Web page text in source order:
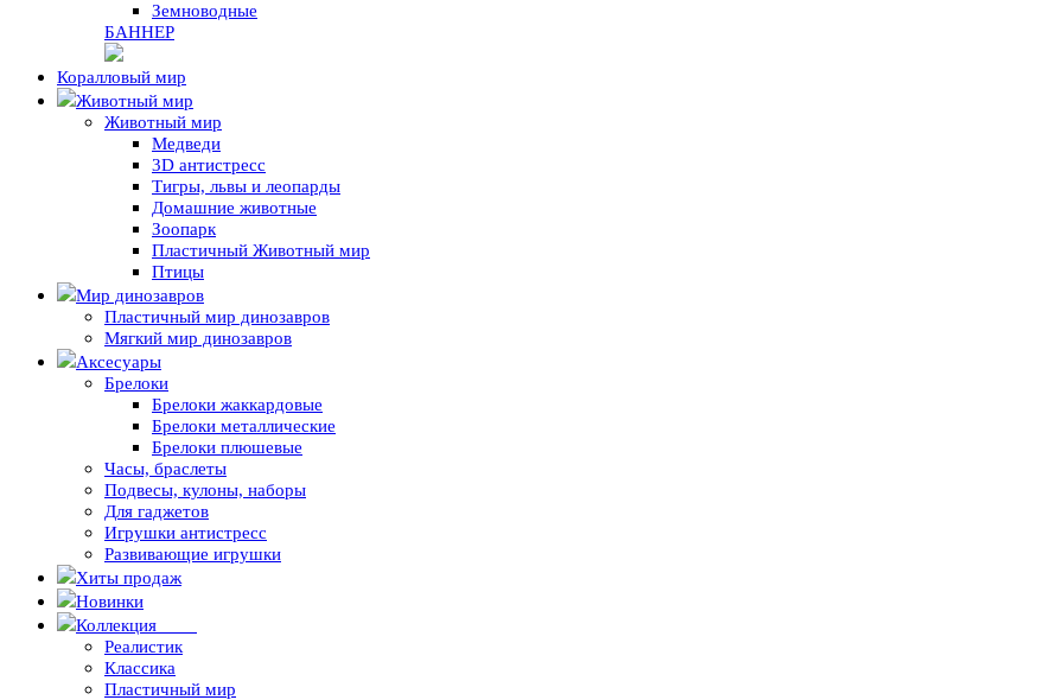
Земноводные
БАННЕР
Коралловый мир
Животный мир
Животный мир
Медведи
3D антистресс
Тигры, львы и леопарды
Домашние животные
Зоопарк
Пластичный Животный мир
Птицы
Мир динозавров
Пластичный мир динозавров
Мягкий мир динозавров
Аксесуары
Брелоки
Брелоки жаккардовые
Брелоки металлические
Брелоки плюшевые
Часы, браслеты
Подвесы, кулоны, наборы
Для гаджетов
Игрушки антистресс
Развивающие игрушки
Хиты продаж
Новинки
Коллекция
Реалистик
Классика
Пластичный мир